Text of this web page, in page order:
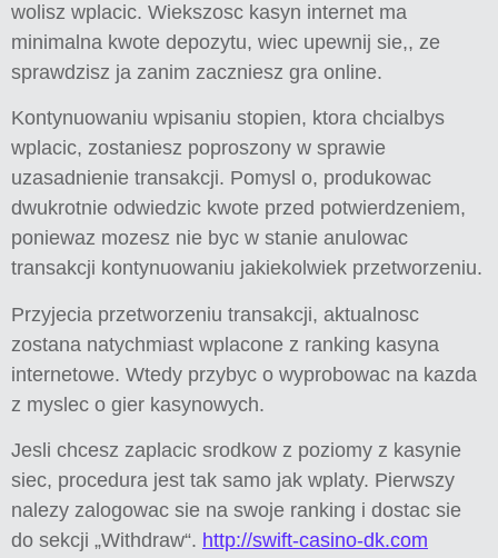
wolisz wplacic. Wiekszosc kasyn internet ma
minimalna kwote depozytu, wiec upewnij sie,, ze
sprawdzisz ja zanim zaczniesz gra online.
Kontynuowaniu wpisaniu stopien, ktora chcialbys
wplacic, zostaniesz poproszony w sprawie
uzasadnienie transakcji. Pomysl o, produkowac
dwukrotnie odwiedzic kwote przed potwierdzeniem,
poniewaz mozesz nie byc w stanie anulowac
transakcji kontynuowaniu jakiekolwiek przetworzeniu.
Przyjecia przetworzeniu transakcji, aktualnosc
zostana natychmiast wplacone z ranking kasyna
internetowe. Wtedy przybyc o wyprobowac na kazda
z myslec o gier kasynowych.
Jesli chcesz zaplacic srodkow z poziomy z kasynie
siec, procedura jest tak samo jak wplaty. Pierwszy
nalezy zalogowac sie na swoje ranking i dostac sie
do sekcji „Withdraw“. http://swift-casino-dk.com